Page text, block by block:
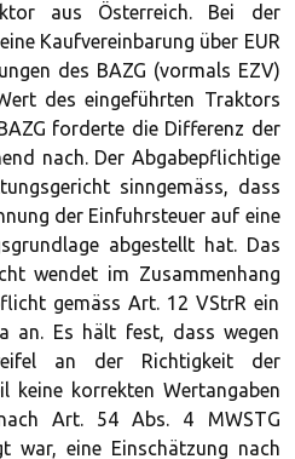
aus Österreich. Bei der
Kaufvereinbarung über EUR
des BAZG (vormals EZV)
des eingeführten Traktors
forderte die Differenz der
nach. Der Abgabepflichtige
sinngemäss, dass
der Einfuhrsteuer auf eine
abgestellt hat. Das
wendet im Zusammenhang
gemäss Art. 12 VStrR ein
an. Es hält fest, dass wegen
an der Richtigkeit der
keine korrekten Wertangaben
Art. 54 Abs. 4 MWSTG
war, eine Einschätzung nach